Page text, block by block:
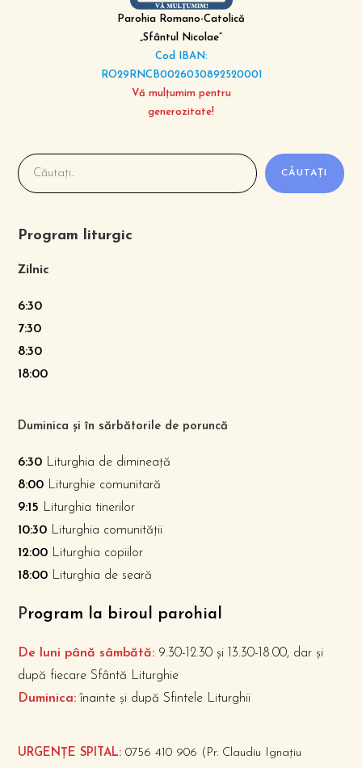
Parohia Romano-Catolică
„Sfântul Nicolae”
Cod IBAN:
RO29RNCB0026030892520001
Vă mulțumim pentru
generozitate!
CĂUTAȚI
Program liturgic
Zilnic
6:30
7:30
8:30
18:00
Duminica și în sărbătorile de poruncă
6:30 Liturghia de dimineață
8:00 Liturghie comunitară
9:15 Liturghia tinerilor
10:30 Liturghia comunității
12:00 Liturghia copiilor
18:00 Liturghia de seară
Program la biroul parohial
De luni până sâmbătă: 9.30-12.30 și 13.30-18.00, dar și
după fiecare Sfântă Liturghie
Duminica: înainte și după Sfintele Liturghii
URGENȚE SPITAL: 0756 410 906 (Pr. Claudiu Ignațiu